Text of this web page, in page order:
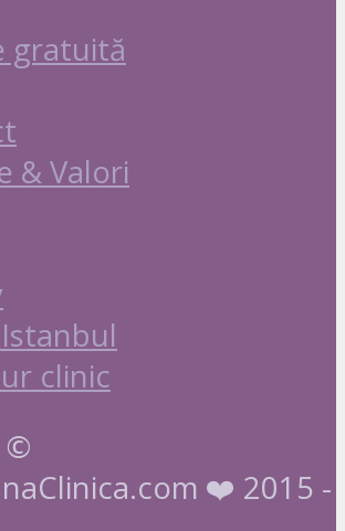
gratuită
& Valori
clinic
©
❤️ 2015 -